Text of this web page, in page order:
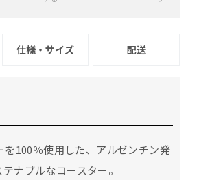
仕様・サイズ 配送
を100％使用した、アルゼンチン発
ナブルなコースター。